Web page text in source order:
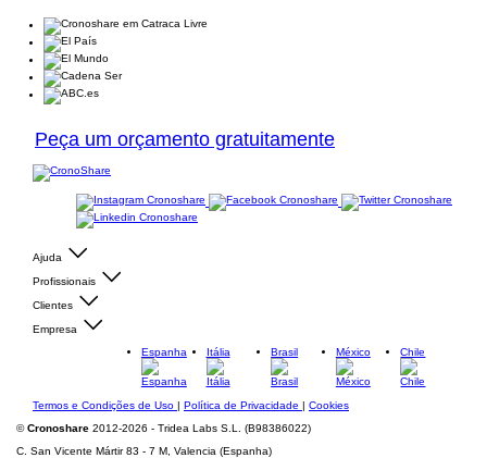
Peça um orçamento gratuitamente
Ajuda
Profissionais
Clientes
Empresa
Espanha
Itália Brasil México Chile
Termos e Condições de Uso | Política de Privacidade | Cookies
©Cronoshare 2012-2026 - Tridea Labs S.L. (B98386022)
C. San Vicente Mártir 83 - 7 M, Valencia (Espanha)